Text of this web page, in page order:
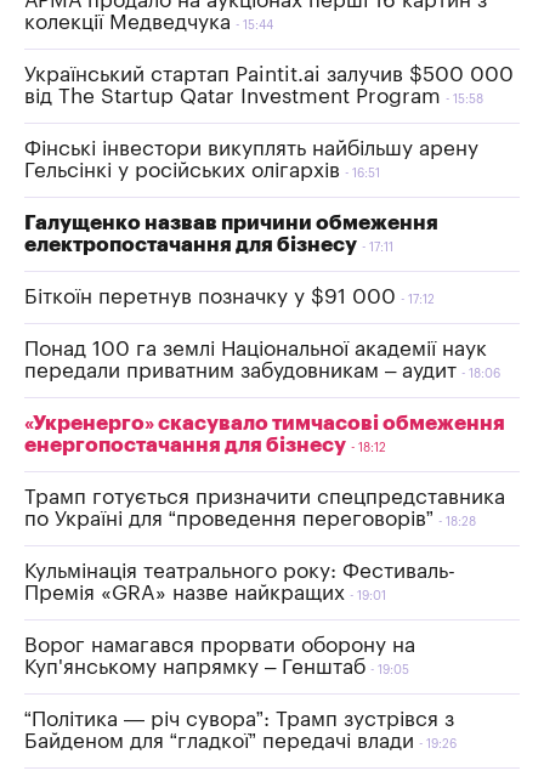
колекції Медведчука
15:44
Український стартап Paintit.ai залучив $500 000
від The Startup Qatar Investment Program
15:58
Фінські інвестори викуплять найбільшу арену
Гельсінкі у російських олігархів
16:51
Галущенко назвав причини обмеження
електропостачання для бізнесу
17:11
Біткоїн перетнув позначку у $91 000 17:12
Понад 100 га землі Національної академії наук
передали приватним забудовникам – аудит
18:06
«Укренерго» скасувало тимчасові обмеження
енергопостачання для бізнесу
18:12
Трамп готується призначити спецпредставника
по Україні для “проведення переговорів”
18:28
Кульмінація театрального року: Фестиваль-
Премія «GRA» назве найкращих
19:01
Ворог намагався прорвати оборону на
Куп'янському напрямку – Генштаб
19:05
“Політика — річ сувора”: Трамп зустрівся з
Байденом для “гладкої” передачі влади
19:26